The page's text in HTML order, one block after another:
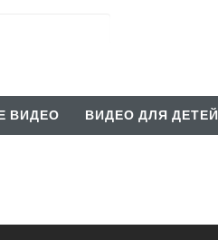
ВИДЕО ВИДЕО ДЛЯ ДЕТЕЙ